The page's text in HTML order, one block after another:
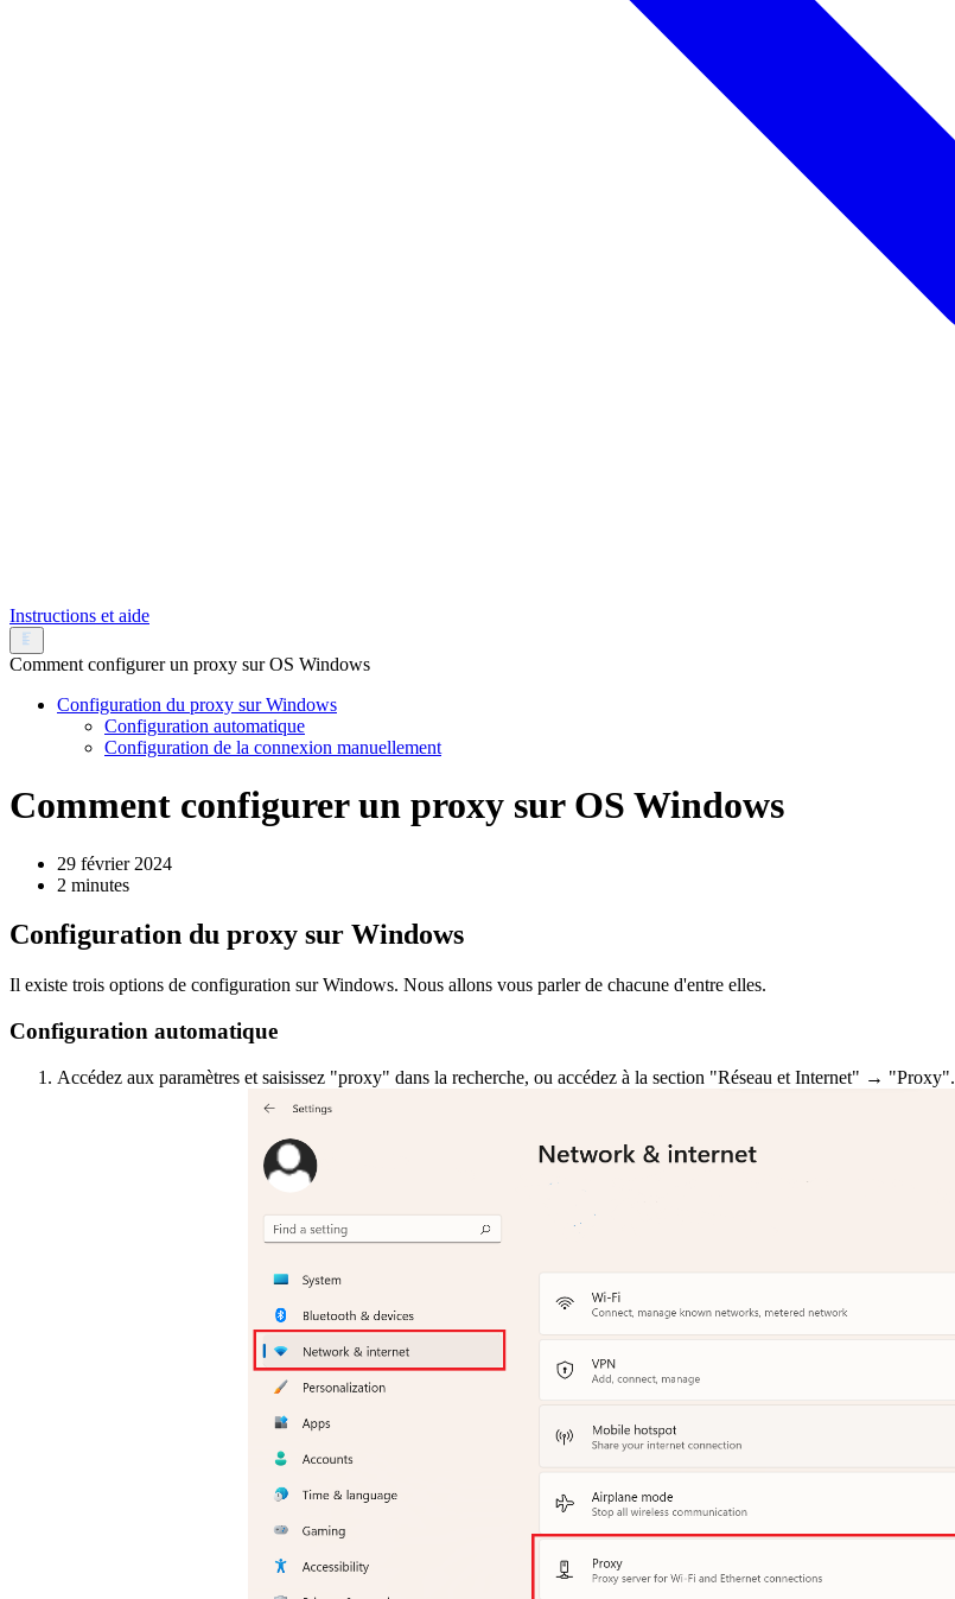
Instructions et aide
Comment configurer un proxy sur OS Windows
Configuration du proxy sur Windows
Configuration automatique
Configuration de la connexion manuellement
Comment configurer un proxy sur OS Windows
29 février 2024
2 minutes
Configuration du proxy sur Windows
Il existe trois options de configuration sur Windows. Nous allons vous parler de chacune d'entre elles.
Configuration automatique
Accédez aux paramètres et saisissez "proxy" dans la recherche, ou accédez à la section "Réseau et Internet" → "Proxy".